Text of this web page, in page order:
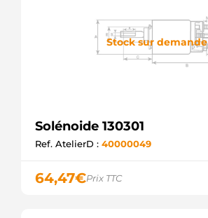
Stock sur demande
Solénoide 130301
Ref. AtelierD : 40000049
64,47€Prix TTC